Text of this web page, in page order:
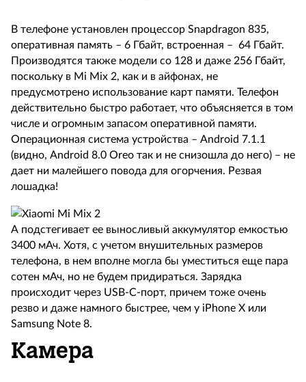
В телефоне установлен процессор Snapdragon 835,
оперативная память – 6 Гбайт, встроенная – 64 Гбайт.
Производятся также модели со 128 и даже 256 Гбайт,
поскольку в Mi Mix 2, как и в айфонах, не
предусмотрено использование карт памяти. Телефон
действительно быстро работает, что объясняется в том
числе и огромным запасом оперативной памяти.
Операционная система устройства – Android 7.1.1
(видно, Android 8.0 Oreo так и не снизошла до него) – не
дает ни малейшего повода для огорчения. Резвая
лошадка!
А подстегивает ее выносливый аккумулятор емкостью
3400 мАч. Хотя, с учетом внушительных размеров
телефона, в нем вполне могла бы уместиться еще пара
сотен мАч, но не будем придираться. Зарядка
происходит через USB-С-порт, причем тоже очень
резво и даже намного быстрее, чем у iPhone X или
Samsung Note 8.
Камера